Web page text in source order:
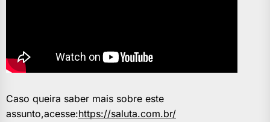
Caso queira saber mais sobre este
assunto,acesse:https://saluta.com.br/